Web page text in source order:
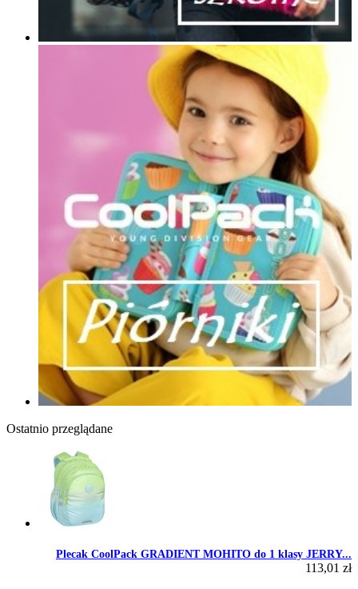
Ostatnio przeglądane
Plecak CoolPack GRADIENT MOHITO do 1 klasy JERRY...
113,01 zł